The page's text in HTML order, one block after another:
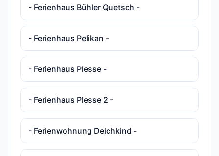
- Ferienhaus Bühler Quetsch -
- Ferienhaus Pelikan -
- Ferienhaus Plesse -
- Ferienhaus Plesse 2 -
- Ferienwohnung Deichkind -